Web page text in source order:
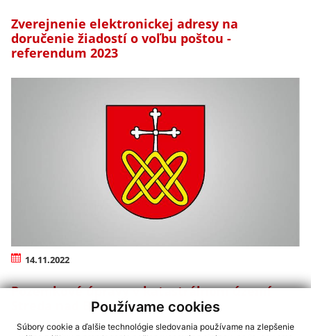
Používame cookies
Súbory cookie a ďalšie technológie sledovania používame na zlepšenie
Zverejnenie elektronickej adresy na
doručenie žiadostí o voľbu poštou -
referendum 2023
14.11.2022
Pozemkové úpravy v katastrálnom území
Streda nad Bodrogom